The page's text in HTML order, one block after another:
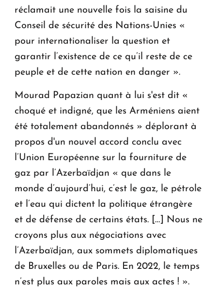
réclamait une nouvelle fois la saisine du
Conseil de sécurité des Nations-Unies «
pour internationaliser la question et
garantir l’existence de ce qu’il reste de ce
peuple et de cette nation en danger ».
Mourad Papazian quant à lui s'est dit «
choqué et indigné, que les Arméniens aient
été totalement abandonnés » déplorant à
propos d'un nouvel accord conclu avec
l’Union Européenne sur la fourniture de
gaz par l’Azerbaïdjan « que dans le
monde d’aujourd’hui, c’est le gaz, le pétrole
et l’eau qui dictent la politique étrangère
et de défense de certains états. […] Nous ne
croyons plus aux négociations avec
l’Azerbaïdjan, aux sommets diplomatiques
de Bruxelles ou de Paris. En 2022, le temps
n’est plus aux paroles mais aux actes ! ».